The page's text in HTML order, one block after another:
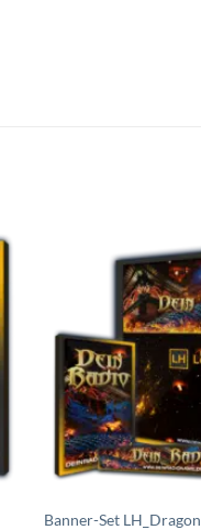
Banner-Set LH_Dragon